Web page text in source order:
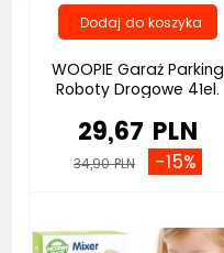
WOOPIE Garaż Parking
Roboty Drogowe 41el.
29,67 PLN
34,90 PLN -15%